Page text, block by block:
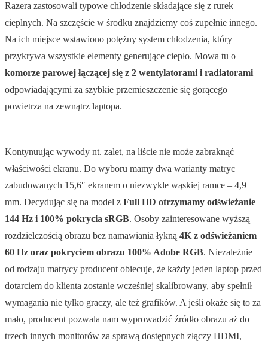
Razera zastosowali typowe chłodzenie składające się z rurek
cieplnych. Na szczęście w środku znajdziemy coś zupełnie innego.
Na ich miejsce wstawiono potężny system chłodzenia, który
przykrywa wszystkie elementy generujące ciepło. Mowa tu o
komorze parowej łączącej się z 2 wentylatorami i radiatorami
odpowiadającymi za szybkie przemieszczenie się gorącego
powietrza na zewnątrz laptopa.
Kontynuując wywody nt. zalet, na liście nie może zabraknąć
właściwości ekranu. Do wyboru mamy dwa warianty matryc
zabudowanych 15,6″ ekranem o niezwykle wąskiej ramce – 4,9
mm. Decydując się na model z Full HD otrzymamy odświeżanie
144 Hz i 100% pokrycia sRGB. Osoby zainteresowane wyższą
rozdzielczością obrazu bez namawiania łykną 4K z odświeżaniem
60 Hz oraz pokryciem obrazu 100% Adobe RGB. Niezależnie
od rodzaju matrycy producent obiecuje, że każdy jeden laptop przed
dotarciem do klienta zostanie wcześniej skalibrowany, aby spełnił
wymagania nie tylko graczy, ale też grafików. A jeśli okaże się to za
mało, producent pozwala nam wyprowadzić źródło obrazu aż do
trzech innych monitorów za sprawą dostępnych złączy HDMI,